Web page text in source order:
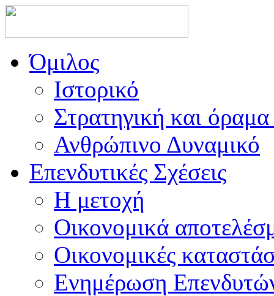
Όμιλος
Ιστορικό
Στρατηγική και
Ανθρώπινο Δυναμικό
Επενδυτικές Σχέσεις
Η μετοχή
Οικονομικά
Οικονομικές
Ενημέρωση